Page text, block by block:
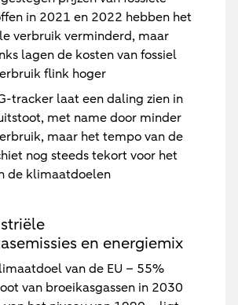
in 2021 en 2022 hebben het
verbruik verminderd, maar
lagen de kosten van fossiel
flink hoger
tracker laat een daling zien in
met name door minder
maar het tempo van de
nog steeds tekort voor het
de klimaatdoelen
en energiemix
van de EU – 55%
van broeikasgassen in 2030